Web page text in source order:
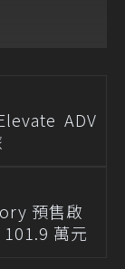
ADV
預售啟
萬元